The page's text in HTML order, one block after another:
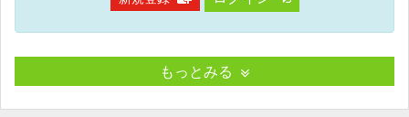
もっとみる